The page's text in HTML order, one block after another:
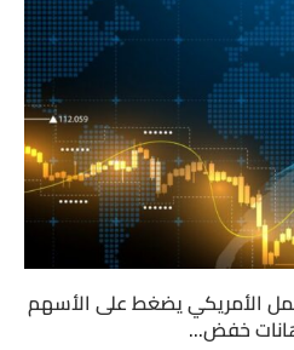
الأمريكي يضغط على الأسهم
خفض...